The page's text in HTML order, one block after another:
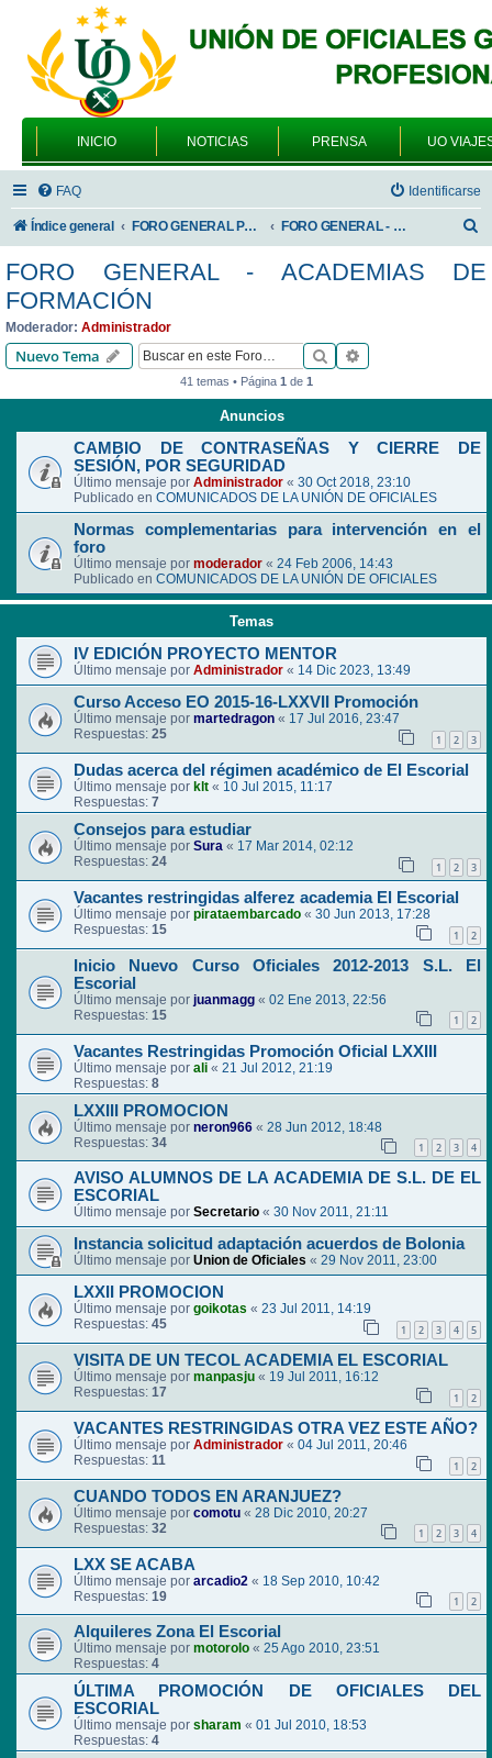
INICIO NOTICIAS PRENSA UO
FAQ Identificarse
Índice general FORO GENERAL PARA TODOS LOS USUARIOS FORO GENERAL - ACADEMIAS DE FORMACIÓN
s
FORO GENERAL - ACADEMIAS DE
FORMACIÓN
Moderador: Administrador
Nuevo Tema Buscar
41 temas • Página 1de 1
Anuncios
CAMBIO DE CONTRASEÑAS Y CIERRE DE
SESIÓN, POR SEGURIDAD
Último mensaje por Administrador « 30 Oct 2018, 23:10
Publicado en COMUNICADOS DE LA UNIÓN DE OFICIALES
Normas complementarias para intervención en el
foro
Último mensaje por moderador « 24 Feb 2006, 14:43
Publicado en COMUNICADOS DE LA UNIÓN DE OFICIALES
Temas
IV EDICIÓN PROYECTO MENTOR
Último mensaje por Administrador « 14 Dic 2023, 13:49
Curso Acceso EO 2015-16-LXXVII Promoción
Último mensaje por martedragon « 17 Jul 2016, 23:47
Respuestas: 25 1 2 3
Dudas acerca del régimen académico de El Escorial
Último mensaje por klt « 10 Jul 2015, 11:17
Respuestas: 7
Consejos para estudiar
Último mensaje por Sura « 17 Mar 2014, 02:12
Respuestas: 24 1 2 3
Vacantes restringidas alferez academia El Escorial
Último mensaje por pirataembarcado « 30 Jun 2013, 17:28
Respuestas: 15 1 2
Inicio Nuevo Curso Oficiales 2012-2013 S.L. El
Escorial
Último mensaje por juanmagg « 02 Ene 2013, 22:56
Respuestas: 15 1 2
Vacantes Restringidas Promoción Oficial LXXIII
Último mensaje por ali « 21 Jul 2012, 21:19
Respuestas: 8
LXXIII PROMOCION
Último mensaje por neron966 « 28 Jun 2012, 18:48
Respuestas: 34 1 2 3 4
AVISO ALUMNOS DE LA ACADEMIA DE S.L. DE EL
ESCORIAL
Último mensaje por Secretario « 30 Nov 2011, 21:11
Instancia solicitud adaptación acuerdos de Bolonia
Último mensaje por Union de Oficiales « 29 Nov 2011, 23:00
LXXII PROMOCION
Último mensaje por goikotas « 23 Jul 2011, 14:19
Respuestas: 45 1 2 3 4 5
VISITA DE UN TECOL ACADEMIA EL ESCORIAL
Último mensaje por manpasju « 19 Jul 2011, 16:12
Respuestas: 17 1 2
VACANTES RESTRINGIDAS OTRA VEZ ESTE AÑO?
Último mensaje por Administrador « 04 Jul 2011, 20:46
Respuestas: 11 1 2
CUANDO TODOS EN ARANJUEZ?
Último mensaje por comotu « 28 Dic 2010, 20:27
Respuestas: 32 1 2 3 4
LXX SE ACABA
Último mensaje por arcadio2 « 18 Sep 2010, 10:42
Respuestas: 19 1 2
Alquileres Zona El Escorial
Último mensaje por motorolo « 25 Ago 2010, 23:51
Respuestas: 4
ÚLTIMA PROMOCIÓN DE OFICIALES DEL
ESCORIAL
Último mensaje por sharam « 01 Jul 2010, 18:53
Respuestas: 4